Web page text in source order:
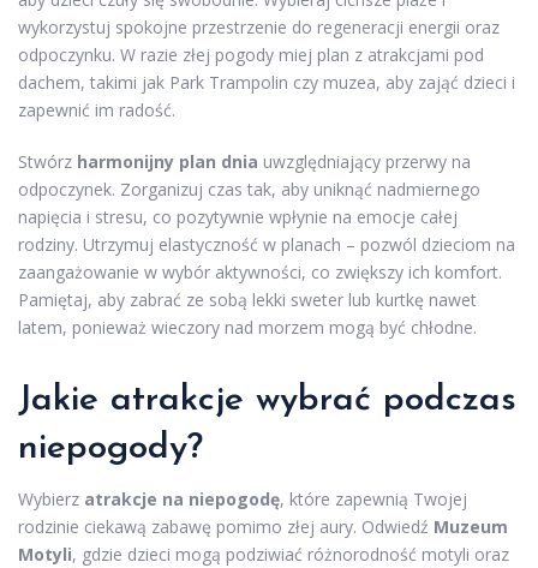
wykorzystuj spokojne przestrzenie do regeneracji energii oraz
odpoczynku. W razie złej pogody miej plan z atrakcjami pod
dachem, takimi jak Park Trampolin czy muzea, aby zająć dzieci i
zapewnić im radość.
Stwórz harmonijny plan dnia uwzględniający przerwy na
odpoczynek. Zorganizuj czas tak, aby uniknąć nadmiernego
napięcia i stresu, co pozytywnie wpłynie na emocje całej
rodziny. Utrzymuj elastyczność w planach – pozwól dzieciom na
zaangażowanie w wybór aktywności, co zwiększy ich komfort.
Pamiętaj, aby zabrać ze sobą lekki sweter lub kurtkę nawet
latem, ponieważ wieczory nad morzem mogą być chłodne.
Jakie atrakcje wybrać podczas
niepogody?
Wybierz atrakcje na niepogodę, które zapewnią Twojej
rodzinie ciekawą zabawę pomimo złej aury. Odwiedź Muzeum
Motyli, gdzie dzieci mogą podziwiać różnorodność motyli oraz